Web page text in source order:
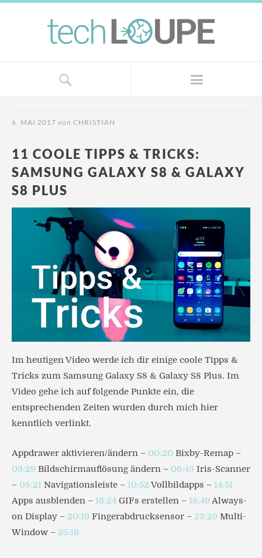
6. MAI 2017 von CHRISTIAN
11 COOLE TIPPS & TRICKS:
SAMSUNG GALAXY S8 & GALAXY
S8 PLUS
Im heutigen Video werde ich dir einige coole Tipps &
Tricks zum Samsung Galaxy S8 & Galaxy S8 Plus. Im
Video gehe ich auf folgende Punkte ein, die
entsprechenden Zeiten wurden durch mich hier
kenntlich verlinkt.
Appdrawer aktivieren/ändern – 00:20 Bixby-Remap –
03:29 Bildschirmauflösung ändern – 06:43 Iris-Scanner
– 08:21 Navigationsleiste – 10:52 Vollbildapps – 14:51
Apps ausblenden – 16:24 GIFs erstellen – 18:49 Always-
on Display – 20:19 Fingerabdrucksensor – 23:29 Multi-
Window – 25:16